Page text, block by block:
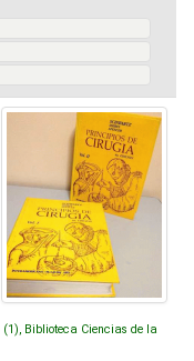
] (1), Biblioteca Ciencias de la